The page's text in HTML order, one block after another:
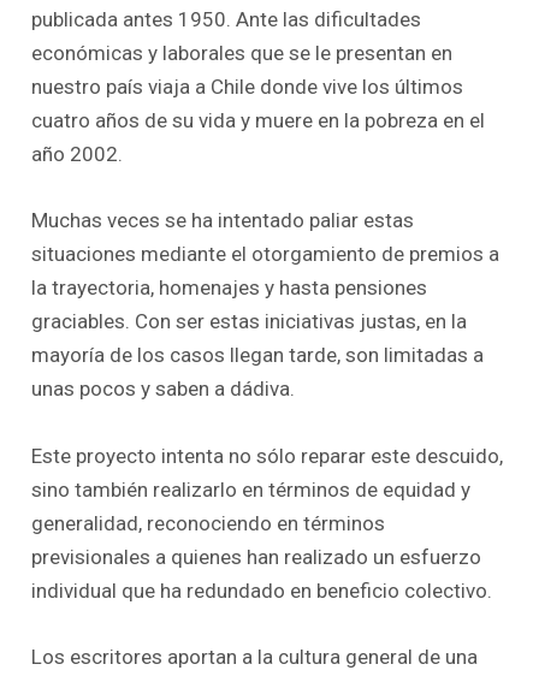
publicada antes 1950. Ante las dificultades
económicas y laborales que se le presentan en
nuestro país viaja a Chile donde vive los últimos
cuatro años de su vida y muere en la pobreza en el
año 2002.
Muchas veces se ha intentado paliar estas
situaciones mediante el otorgamiento de premios a
la trayectoria, homenajes y hasta pensiones
graciables. Con ser estas iniciativas justas, en la
mayoría de los casos llegan tarde, son limitadas a
unas pocos y saben a dádiva.
Este proyecto intenta no sólo reparar este descuido,
sino también realizarlo en términos de equidad y
generalidad, reconociendo en términos
previsionales a quienes han realizado un esfuerzo
individual que ha redundado en beneficio colectivo.
Los escritores aportan a la cultura general de una